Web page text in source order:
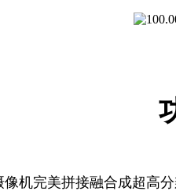
机完美拼接融合成超高